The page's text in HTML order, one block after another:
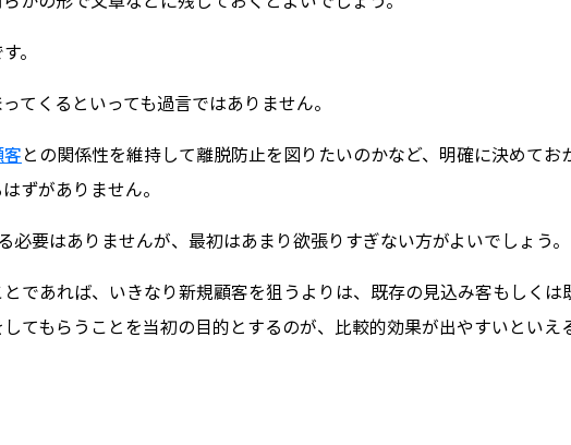
。
てくるといっても過言ではありません。
との関係性を維持して離脱防止を図りたいのかなど、明確に決めてお
ずがありません。
要はありませんが、最初はあまり欲張りすぎない方がよいでしょう。
であれば、いきなり新規顧客を狙うよりは、既存の見込み客もしくは
てもらうことを当初の目的とするのが、比較的効果が出やすいといえ